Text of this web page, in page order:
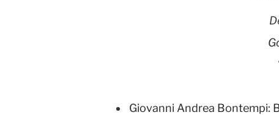
Giovanni Andrea Bontempi: